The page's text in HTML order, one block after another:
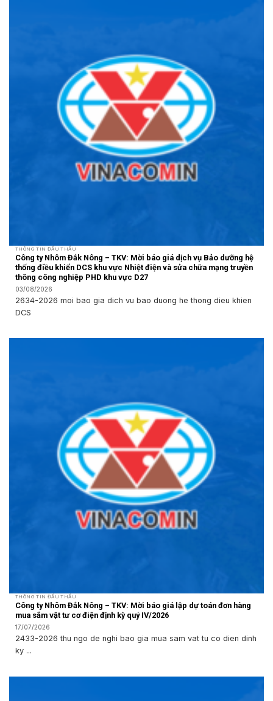
THÔNG TIN ĐẤU THẦU
Công ty Nhôm Đắk Nông – TKV: Mời báo giá dịch vụ Bảo dưỡng hệ
thống điều khiển DCS khu vực Nhiệt điện và sửa chữa mạng truyền
thông công nghiệp PHD khu vực D27
03/08/2026
2634-2026 moi bao gia dich vu bao duong he thong dieu khien
DCS
THÔNG TIN ĐẤU THẦU
Công ty Nhôm Đắk Nông – TKV: Mời báo giá lập dự toán đơn hàng
mua sắm vật tư cơ điện định kỳ quý IV/2026
17/07/2026
2433-2026 thu ngo de nghi bao gia mua sam vat tu co dien dinh
ky ...